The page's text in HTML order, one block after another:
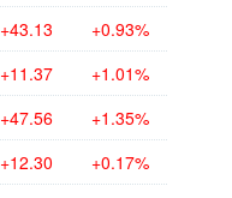
+43.13 +0.93%
+11.37 +1.01%
+47.56 +1.35%
+12.30 +0.17%